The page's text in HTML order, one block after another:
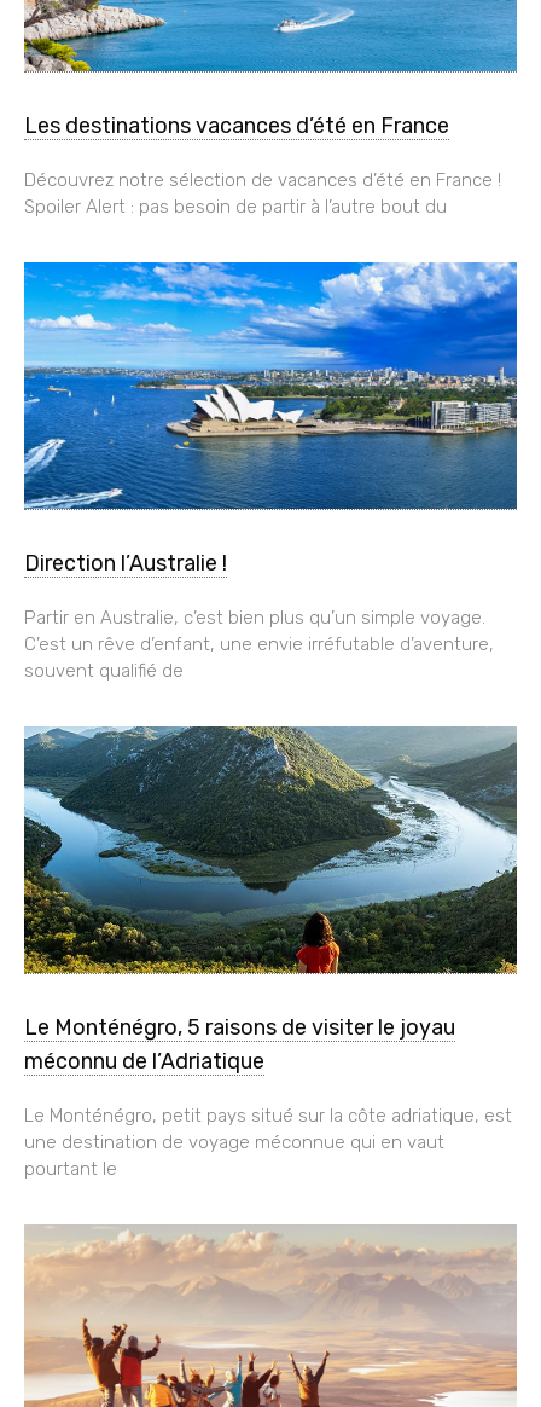
Les destinations vacances d’été en France
Découvrez notre sélection de vacances d’été en France !
Spoiler Alert : pas besoin de partir à l’autre bout du
Direction l’Australie !
Partir en Australie, c’est bien plus qu’un simple voyage.
C’est un rêve d’enfant, une envie irréfutable d’aventure,
souvent qualifié de
Le Monténégro, 5 raisons de visiter le joyau
méconnu de l’Adriatique
Le Monténégro, petit pays situé sur la côte adriatique, est
une destination de voyage méconnue qui en vaut
pourtant le